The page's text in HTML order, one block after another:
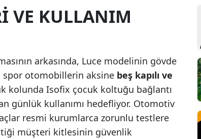
Hatay
Isparta
İstanbul
İzmir
Kars
Kastamonu
VE KULLANIM
arkasında, Luce modelinin gövde
spor otomobillerin aksine beş kapılı ve
kolunda Isofix çocuk koltuğu bağlantı
günlük kullanımı hedefliyor. Otomotiv
resmi kurumlarca zorunlu testlere
müşteri kitlesinin güvenlik